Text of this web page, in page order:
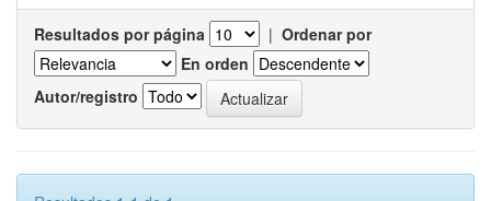
Resultados por página | Ordenar por
En orden
Autor/registro